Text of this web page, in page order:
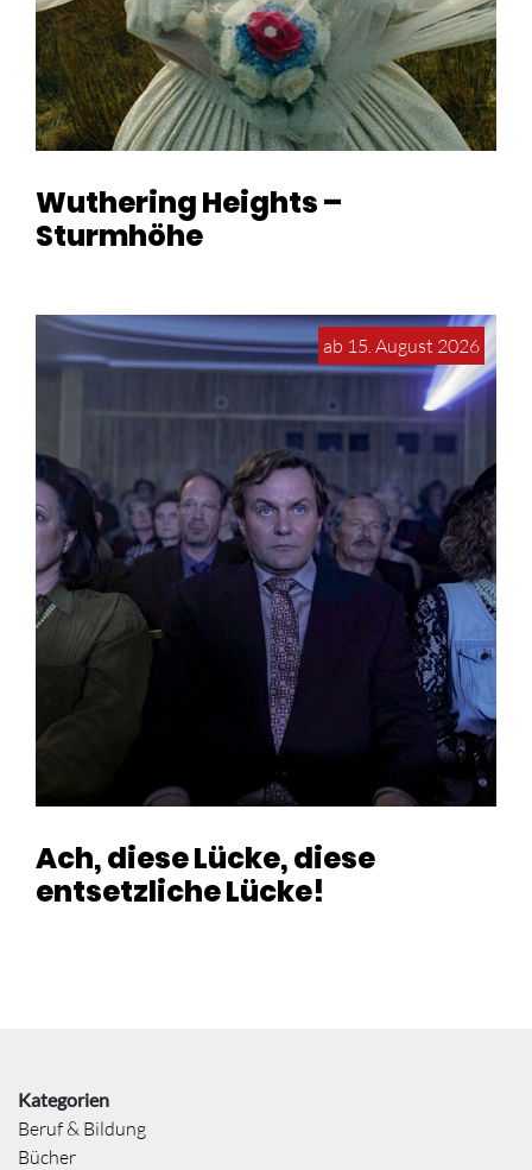
Wuthering Heights –
Sturmhöhe
ab 15. August 2026
Ach, diese Lücke, diese
entsetzliche Lücke!
Kategorien
Beruf & Bildung
Bücher